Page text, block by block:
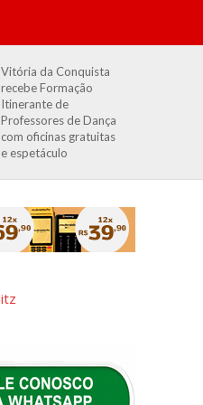
Vitória da Conquista
recebe Formação
Itinerante de
Professores de Dança
com oficinas gratuitas
e espetáculo